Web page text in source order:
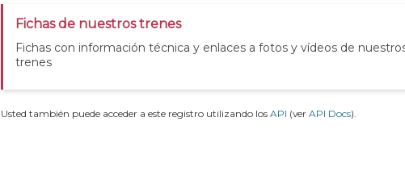
Fichas de nuestros trenes
Fichas con información técnica y enlaces a fotos y vídeos de
trenes
Usted también puede acceder a este registro utilizando los API (ver API Docs).